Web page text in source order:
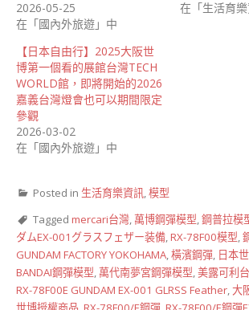
2026-05-25
在「國內外旅遊」中
在「生活育
【日本自由行】2025大阪世
博第一個看的展館台灣TECH
WORLD館，即將開始的2026
嘉義台灣燈會也可以期間限定
參觀
2026-03-02
在「國內外旅遊」中
Posted in 生活育樂資訊,模型
Tagged mercari台灣,萬博鋼彈模型,鋼普拉模
ダムEX-001グラスフェザー装備,RX-78F00模型,
GUNDAM FACTORY YOKOHAMA,橫濱鋼彈, 日本
BANDAI鋼彈模型,萬代南夢宮鋼彈模型,美露可利
RX-78F00E GUNDAM EX-001 GLRSS Feather,大